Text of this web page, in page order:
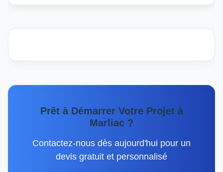
Prêt à Démarrer Votre Projet à
Marliac ?
Contactez-nous dès aujourd'hui pour un
devis gratuit et personnalisé